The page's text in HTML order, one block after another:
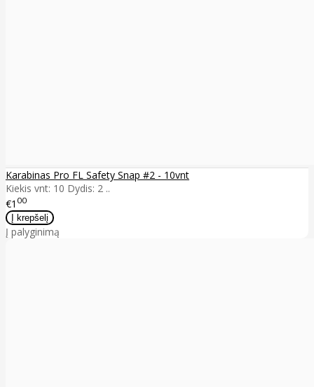
Karabinas Pro FL Safety Snap #2 - 10vnt
Kiekis vnt: 10 Dydis: 2 ..
€1 00
Į palyginimą